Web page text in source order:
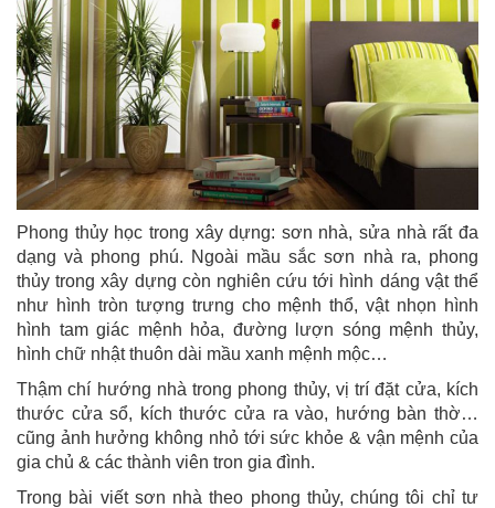
Phong thủy học trong xây dựng: sơn nhà, sửa nhà rất đa
dạng và phong phú. Ngoài mầu sắc sơn nhà ra, phong
thủy trong xây dựng còn nghiên cứu tới hình dáng vật thể
như hình tròn tượng trưng cho mệnh thổ, vật nhọn hình
hình tam giác mệnh hỏa, đường lượn sóng mệnh thủy,
hình chữ nhật thuôn dài mầu xanh mệnh mộc…
Thậm chí hướng nhà trong phong thủy, vị trí đặt cửa, kích
thước cửa sổ, kích thước cửa ra vào, hướng bàn thờ…
cũng ảnh hưởng không nhỏ tới sức khỏe & vận mệnh của
gia chủ & các thành viên tron gia đình.
Trong bài viết sơn nhà theo phong thủy, chúng tôi chỉ tư